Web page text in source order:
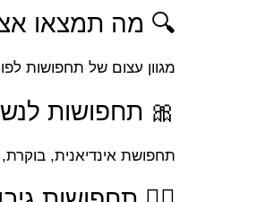
🔍 מה תמצאו
מגוון עצום של תחפושות
🎀 תחפושות
תחפושת אינדיאנית,